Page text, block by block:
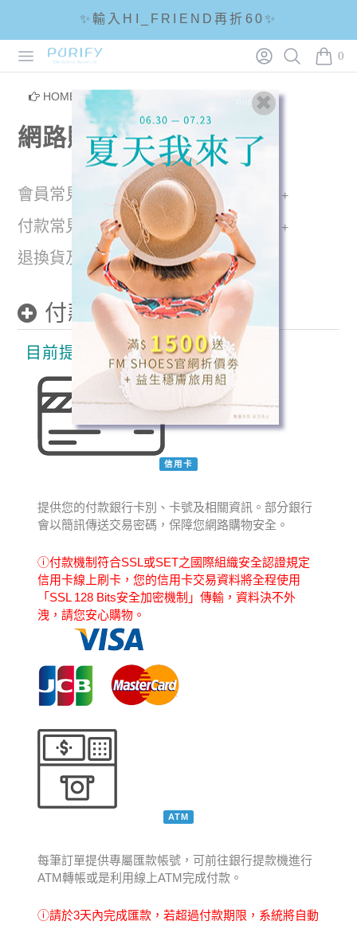
Open menu
PURIFY LoginSearch 0
items
✨輸入HI_FRIEND再折60✨
☘輸入折扣碼 5288滿1288現折88☘
🌟全館滿1200免運🌟
HOME /網路購物FAQ
網路購物FAQ
會員常見問題
購物常見問題
付款常見問題
配送取貨問題
退換貨及退款
付款常見問題
目前提供哪些「付款」方式？
信用卡
提供您的付款銀行卡別、卡號及相關資訊。部分銀行
會以簡訊傳送交易密碼，保障您網路購物安全。
ⓘ付款機制符合SSL或SET之國際組織安全認證規定
信用卡線上刷卡，您的信用卡交易資料將全程使用
「SSL 128 Bits安全加密機制」傳輸，資料決不外
洩，請您安心購物。
ATM
每筆訂單提供專屬匯款帳號，可前往銀行提款機進行
ATM轉帳或是利用線上ATM完成付款。
ⓘ請於3天內完成匯款，若超過付款期限，系統將自動